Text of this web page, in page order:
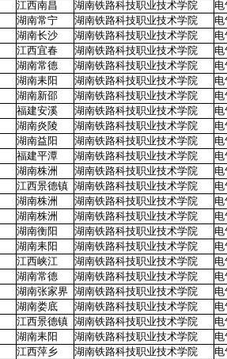
江西南昌 湖南铁路科技职业技术学院
湖南常宁 湖南铁路科技职业技术学院
湖南长沙 湖南铁路科技职业技术学院
江西宜春 湖南铁路科技职业技术学院
湖南常德 湖南铁路科技职业技术学院
湖南耒阳 湖南铁路科技职业技术学院
湖南新邵 湖南铁路科技职业技术学院
福建安溪 湖南铁路科技职业技术学院
湖南炎陵 湖南铁路科技职业技术学院
湖南益阳 湖南铁路科技职业技术学院
福建平潭 湖南铁路科技职业技术学院
湖南株洲 湖南铁路科技职业技术学院
江西景德镇 湖南铁路科技职业技术学院
湖南株洲 湖南铁路科技职业技术学院
湖南株洲 湖南铁路科技职业技术学院
湖南衡阳 湖南铁路科技职业技术学院
湖南耒阳 湖南铁路科技职业技术学院
江西峡江 湖南铁路科技职业技术学院
湖南常德 湖南铁路科技职业技术学院
湖南张家界 湖南铁路科技职业技术学院
湖南娄底 湖南铁路科技职业技术学院
江西景德镇 湖南铁路科技职业技术学院
湖南耒阳 湖南铁路科技职业技术学院
江西萍乡 湖南铁路科技职业技术学院